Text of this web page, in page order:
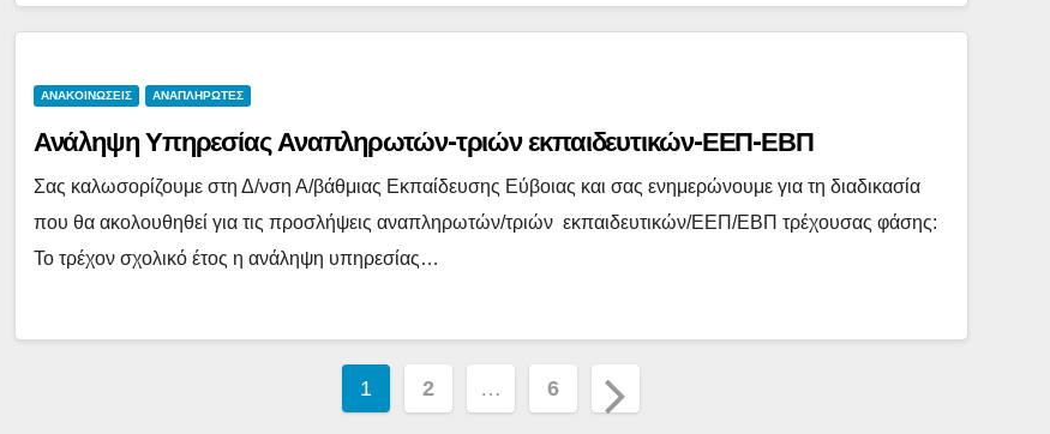
ΑΝΑΚΟΙΝΩΣΕΙΣ ΑΝΑΠΛΗΡΩΤΕΣ
Ανάληψη Υπηρεσίας Αναπληρωτών-τριών εκπαιδευτικών-ΕΕΠ-ΕΒΠ
Σας καλωσορίζουμε στη Δ/νση Α/βάθμιας Εκπαίδευσης Εύβοιας και σας ενημερώνουμε για τη διαδικασία
που θα ακολουθηθεί για τις προσλήψεις αναπληρωτών/τριών εκπαιδευτικών/ΕΕΠ/ΕΒΠ τρέχουσας φάσης:
Το τρέχον σχολικό έτος η ανάληψη υπηρεσίας…
Σελιδοποίηση
1 2 … 6